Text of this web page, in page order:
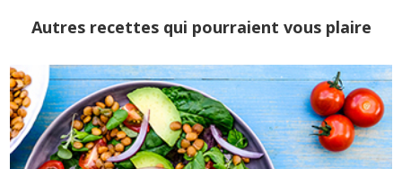
Autres recettes qui pourraient vous plaire